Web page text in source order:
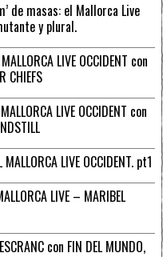
de masas: el Mallorca Live
y plural.
LIVE OCCIDENT con
CHIEFS
LIVE OCCIDENT con
MALLORCA LIVE OCCIDENT. pt1
LIVE – MARIBEL
con FIN DEL MUNDO,